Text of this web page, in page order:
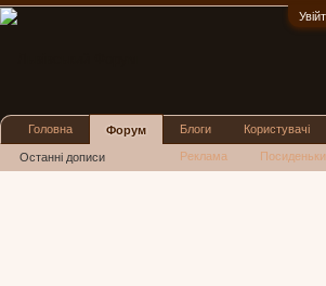
Головна Форум
Останні дописи
Блоги Користувачі
Реклама Посиденьки